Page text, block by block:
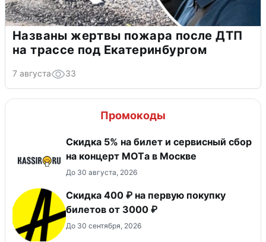
Названы жертвы пожара после ДТП
на трассе под Екатеринбургом
7 августа 33
Промокоды
Скидка 5% на билет и сервисный сбор
на концерт MOTа в Москве
До 30 августа, 2026
Скидка 400 ₽ на первую покупку
билетов от 3000 ₽
До 30 сентября, 2026